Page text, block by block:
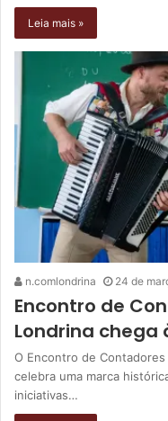
Leia mais »
n.comlondrina 24 de
Encontro de
Londrina chega
O Encontro de
celebra uma marca
iniciativas…